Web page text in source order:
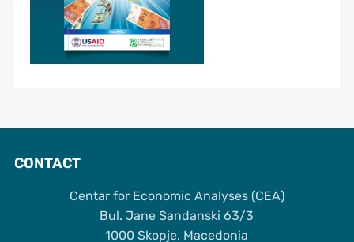
CONTACT
Centar for Economic Analyses (CEA)
Bul. Jane Sandanski 63/3
1000 Skopje, Macedonia